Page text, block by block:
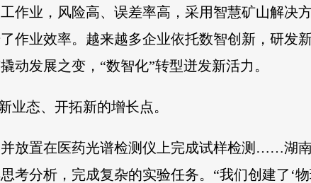
作业，风险高、误差率高，采用智慧矿山解决
作业效率。越来越多企业依托数智创新，研发
发展之变，“数智化”转型迸发新活力。
态、开拓新的增长点。
放置在医药光谱检测仪上完成试样检测……湖
分析，完成复杂的实验任务。“我们创建了‘